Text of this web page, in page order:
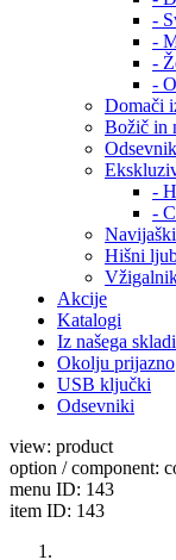
-
-
-
-
Domači
Božič in
-
-
Hišni
Akcije
Katalogi
Iz našega
Okolju prijazno
USB ključki
Odsevniki
view: product
option / component:
menu ID: 143
item ID: 143